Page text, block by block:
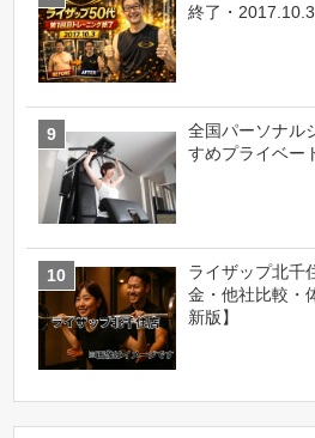
終了・2017.10.3
全国パーソナル
すめプライベー
ライザップ北千
金・他社比較・
新版】